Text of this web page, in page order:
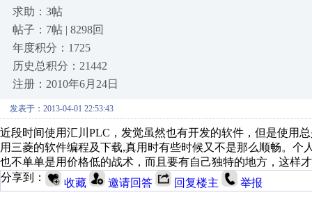
求助：3帖
帖子：7帖 | 8298回
年度积分：1725
历史总积分：21442
注册：2010年6月24日
发表于：2013-04-01 22:53:43
近段时间使用汇川PLC，发觉虽然也有开发的软件，但是使用
用三菱的软件编程及下载,真用时有些时候又不是那么顺畅。
也不单单是用价格低的战术，而且要有自己独特的地方，这样
分享到：
收藏 邀请回答 回复楼主 举报